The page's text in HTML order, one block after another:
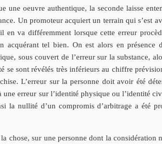
oeuvre authentique, la seconde laisse
Un promoteur acquiert un terrain qui s’est
va différemment lorsque cette erreur
tel bien. On est alors en
sous couvert de l’erreur sur la substance,
se sont révélés très inférieurs au chiffre
L’erreur sur la personne doit avoir été
erreur sur l’identité physique ou l’identité
nullité d’un compromis d’arbitrage a été
chose, sur une personne dont la